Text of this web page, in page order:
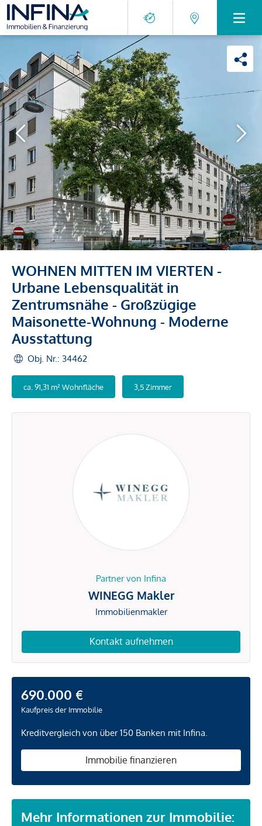
WOHNEN MITTEN IM VIERTEN -
Urbane Lebensqualität in
Zentrumsnähe - Großzügige
Maisonette-Wohnung - Moderne
Ausstattung
Obj. Nr.: 34462
ca. 91,31 m² Wohnfläche 3,5 Zimmer
Partner von Infina
WINEGG Makler
Immobilienmakler
Kontakt aufnehmen
690.000 €
Kaufpreis der Immobilie
Kreditvergleich von über 150 Banken mit Infina.
Immobilie finanzieren
Mehr Informationen zur Immobilie: